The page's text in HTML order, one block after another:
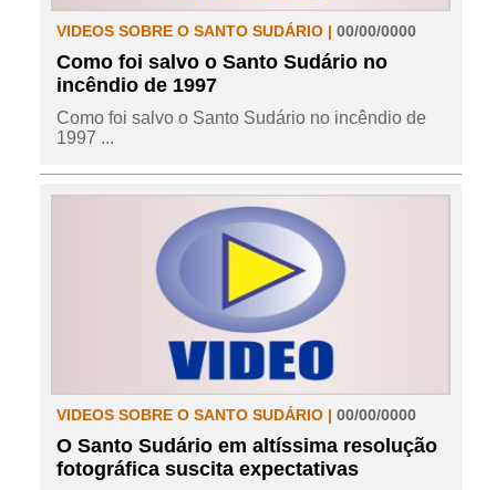
VIDEOS SOBRE O SANTO SUDÁRIO | 00/00/0000
Como foi salvo o Santo Sudário no
incêndio de 1997
Como foi salvo o Santo Sudário no incêndio de
1997 ...
VIDEOS SOBRE O SANTO SUDÁRIO | 00/00/0000
O Santo Sudário em altíssima resolução
fotográfica suscita expectativas